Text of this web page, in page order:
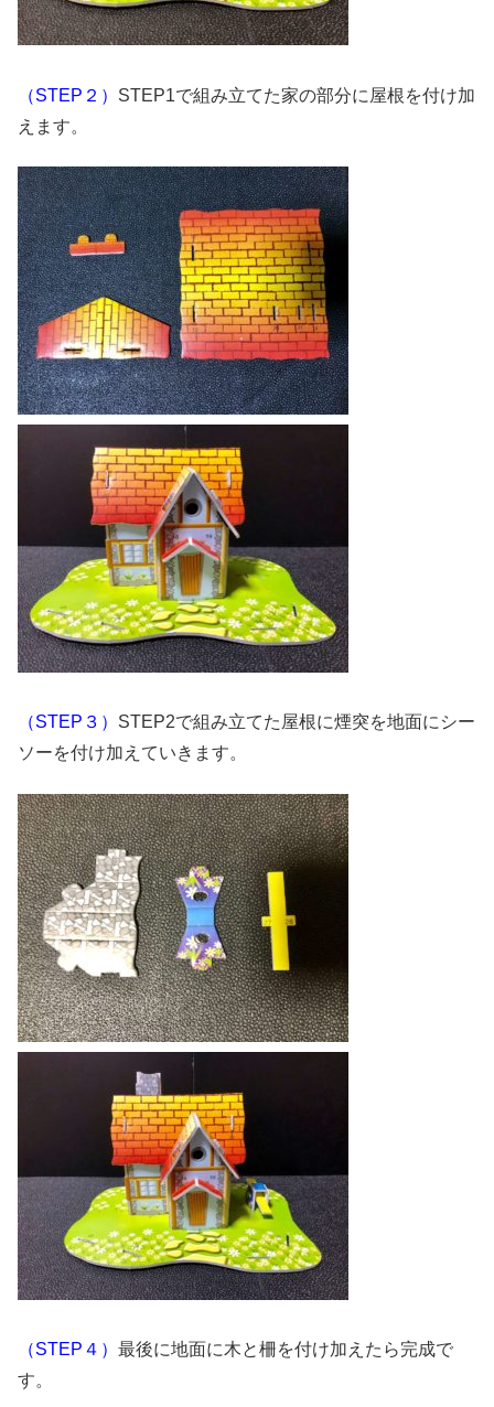
（STEP２） STEP1で組み立てた家の部分に屋根を付け加
えます。
（STEP３） STEP2で組み立てた屋根に煙突を地面にシー
ソーを付け加えていきます。
（STEP４） 最後に地面に木と柵を付け加えたら完成で
す。